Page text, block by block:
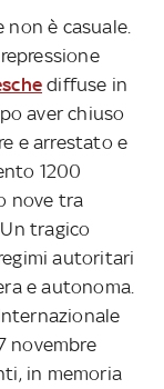
è casuale.
diffuse in
aver chiuso
e arrestato e
1200
nove tra
tragico
autoritari
e autonoma.
novembre
in memoria